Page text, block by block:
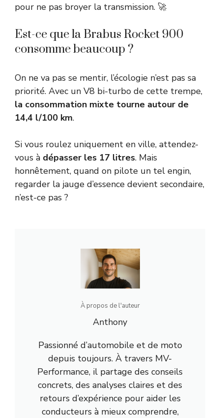
pour ne pas broyer la transmission. 🚀
Est-ce que la Brabus Rocket 900
consomme beaucoup ?
On ne va pas se mentir, l’écologie n’est pas sa
priorité. Avec un V8 bi-turbo de cette trempe,
la consommation mixte tourne autour de
14,4 l/100 km.
Si vous roulez uniquement en ville, attendez-
vous à dépasser les 17 litres. Mais
honnêtement, quand on pilote un tel engin,
regarder la jauge d’essence devient secondaire,
n’est-ce pas ?
À propos de l'auteur
Anthony
Passionné d’automobile et de moto
depuis toujours. À travers MV-
Performance, il partage des conseils
concrets, des analyses claires et des
retours d’expérience pour aider les
conducteurs à mieux comprendre,